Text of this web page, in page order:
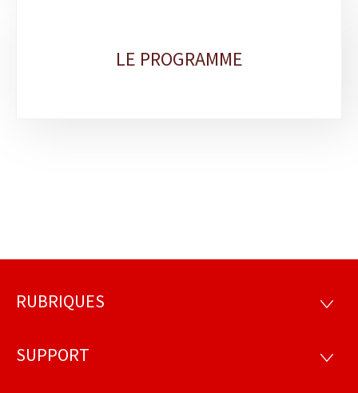
LE PROGRAMME
Pied
page
RUBRIQUES
SUPPORT